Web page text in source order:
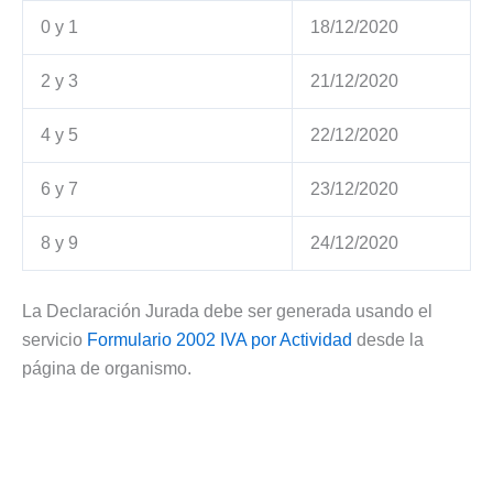
0 y 1 18/12/2020
2 y 3 21/12/2020
4 y 5 22/12/2020
6 y 7 23/12/2020
8 y 9 24/12/2020
La Declaración Jurada debe ser generada usando el
servicio Formulario 2002 IVA por Actividad desde la
página de organismo.